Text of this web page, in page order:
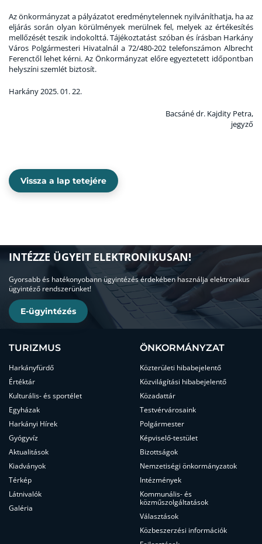
Az önkormányzat a pályázatot eredménytelennek nyilváníthatja, ha az
eljárás során olyan körülmények merülnek fel, melyek az értékesítés
mellőzését teszik indokolttá. Tájékoztatást szóban és írásban Harkány
Város Polgármesteri Hivatalnál a 72/480-202 telefonszámon Albrecht
Ferenctől lehet kérni. Az Önkormányzat előre egyeztetett időpontban
helyszíni szemlét biztosít.
Harkány 2025. 01. 22.
Bacsáné dr. Kajdity Petra,
jegyző
Vissza a lap tetejére
INTÉZZE ÜGYEIT ELEKTRONIKUSAN!
Gyorsabb és hatékonyobann ügyintézés érdekében használja elektronikus
ügyintéző rendszerünket!
E-ügyintézés
TURIZMUS
Harkányfürdő
Értéktár
Kulturális- és sportélet
Egyházak
Harkányi Hírek
Gyógyvíz
Aktualitások
Kiadványok
Térkép
Látnivalók
Galéria
ÖNKORMÁNYZAT
Közterületi hibabejelentő
Közvilágítási hibabejelentő
Közadattár
Testvérvárosaink
Polgármester
Képviselő-testület
Bizottságok
Nemzetiségi önkormányzatok
Intézmények
Kommunális- és
közműszolgáltatások
Választások
Közbeszerzési információk